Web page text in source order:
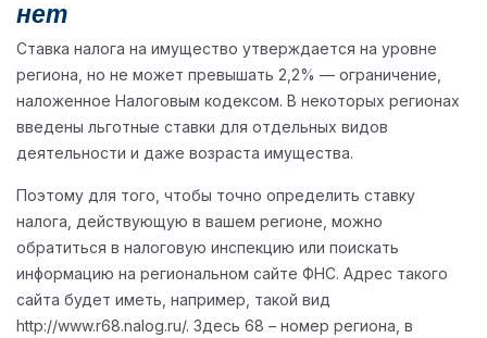
нет
Ставка налога на имущество утверждается на уровне
региона, но не может превышать 2,2% — ограничение,
наложенное Налоговым кодексом. В некоторых регионах
введены льготные ставки для отдельных видов
деятельности и даже возраста имущества.
Поэтому для того, чтобы точно определить ставку
налога, действующую в вашем регионе, можно
обратиться в налоговую инспекцию или поискать
информацию на региональном сайте ФНС. Адрес такого
сайта будет иметь, например, такой вид
http://www.r68.nalog.ru/. Здесь 68 – номер региона, в